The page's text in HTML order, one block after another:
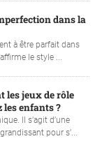
dans la
à être parfait dans
le style ...
les jeux de rôle
les enfants ?
Il s’agit d’une
pour s’...